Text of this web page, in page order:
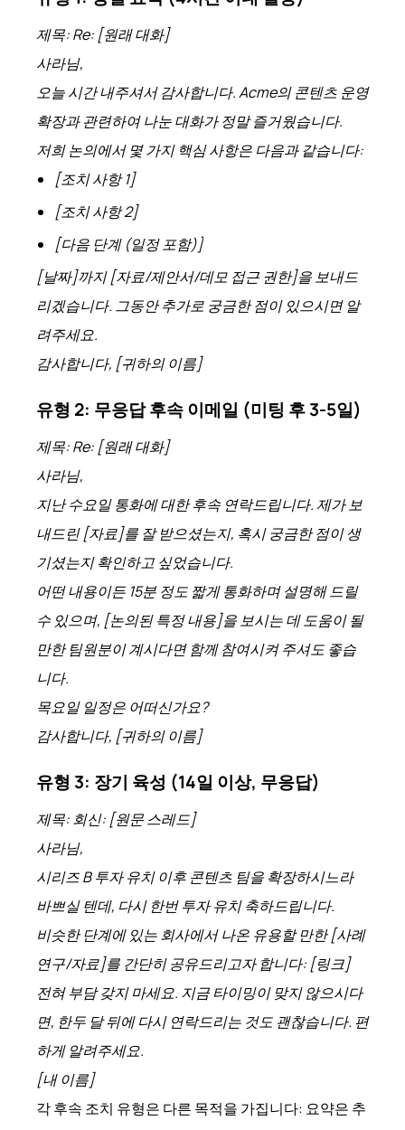
제목: Re: [원래 대화]
사라님,
오늘 시간 내주셔서 감사합니다. Acme의 콘텐츠 운영
확장과 관련하여 나눈 대화가 정말 즐거웠습니다.
저희 논의에서 몇 가지 핵심 사항은 다음과 같습니다:
[조치 사항 1]
[조치 사항 2]
[다음 단계 (일정 포함)]
[날짜]까지 [자료/제안서/데모 접근 권한]을 보내드
리겠습니다. 그동안 추가로 궁금한 점이 있으시면 알
려주세요.
감사합니다, [귀하의 이름]
유형 2: 무응답 후속 이메일 (미팅 후 3-5일)
제목: Re: [원래 대화]
사라님,
지난 수요일 통화에 대한 후속 연락드립니다. 제가 보
내드린 [자료]를 잘 받으셨는지, 혹시 궁금한 점이 생
기셨는지 확인하고 싶었습니다.
어떤 내용이든 15분 정도 짧게 통화하며 설명해 드릴
수 있으며, [논의된 특정 내용]을 보시는 데 도움이 될
만한 팀원분이 계시다면 함께 참여시켜 주셔도 좋습
니다.
목요일 일정은 어떠신가요?
감사합니다, [귀하의 이름]
유형 3: 장기 육성 (14일 이상, 무응답)
제목: 회신: [원문 스레드]
사라님,
시리즈 B 투자 유치 이후 콘텐츠 팀을 확장하시느라
바쁘실 텐데, 다시 한번 투자 유치 축하드립니다.
비슷한 단계에 있는 회사에서 나온 유용할 만한 [사례
연구/자료]를 간단히 공유드리고자 합니다: [링크]
전혀 부담 갖지 마세요. 지금 타이밍이 맞지 않으시다
면, 한두 달 뒤에 다시 연락드리는 것도 괜찮습니다. 편
하게 알려주세요.
[내 이름]
각 후속 조치 유형은 다른 목적을 가집니다: 요약은 추